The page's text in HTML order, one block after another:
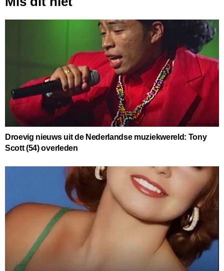
Droevig nieuws uit de Nederlandse muziekwereld: Tony
Scott (54) overleden